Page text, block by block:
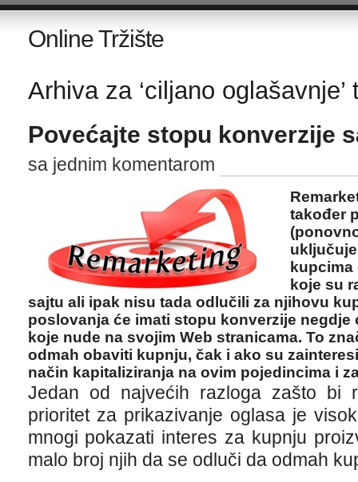
Online Tržište
Arhiva za ‘ciljano oglašavnje’
Povećajte stopu konverzije
sa jednim komentarom
također
koje su
sajtu ali ipak nisu tada odlučili za njihovu
poslovanja će imati stopu konverzije negdje
koje nude na svojim Web stranicama. To
odmah obaviti kupnju, čak i ako su
način kapitaliziranja na ovim pojedincima i
Jedan od najvećih razloga zašto bi
prioritet za prikazivanje oglasa je
mnogi pokazati interes za kupnju
malo broj njih da se odluči da odmah